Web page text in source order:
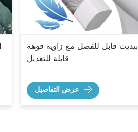
بيديت قابل للفصل مع زاوية فوهة
قابلة للتعديل
عرض التفاصيل